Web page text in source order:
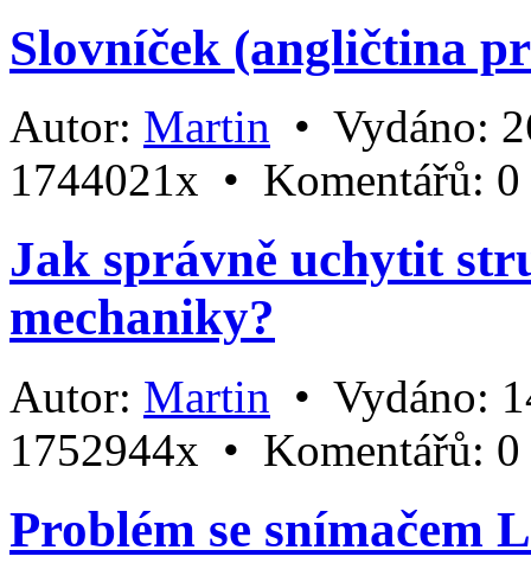
Slovníček (angličtina
Autor: Martin • Vydáno:
1744021x • Komentářů: 0
Jak správně uchytit
mechaniky?
Autor: Martin • Vydáno:
1752944x • Komentářů: 0
Problém se snímačem